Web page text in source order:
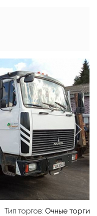
Тип торгов: Очные торги